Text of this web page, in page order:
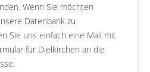
Wenn Sie möchten
Datenbank zu
Sie uns einfach eine Mail mit
für Dielkirchen an die